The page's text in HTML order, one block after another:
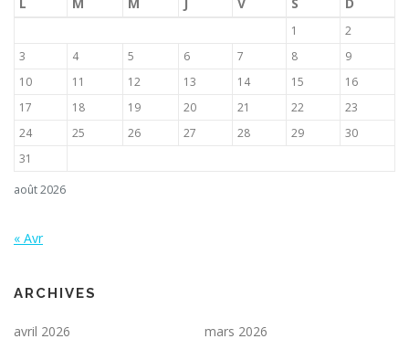
août 2026
1
2
3
4 5 6 7 8
9
10
11 12 13 14 15
16
17
18 19 20 21 22
23
24
25 26 27 28 29
30
31
« Avr
ARCHIVES
avril 2026
mars 2026